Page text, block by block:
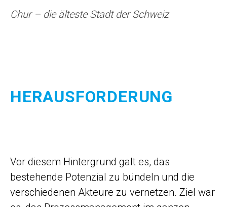
Chur – die älteste Stadt der Schweiz
HERAUSFORDERUNG
Vor diesem Hintergrund galt es, das
bestehende Potenzial zu bündeln und die
verschiedenen Akteure zu vernetzen. Ziel war